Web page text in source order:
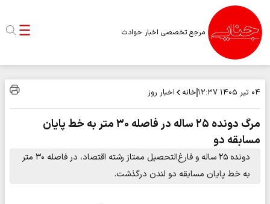
مرجع تخصصی اخبار حوادث
۰۴ تیر ۱۴۰۵ ۱۲:۳۷ خانه اخبار روز
مرگ دونده ۲۵ ساله در فاصله ۳۰ متر به خط پایان
مسابقه دو
دونده ۲۵ ساله و فارغ‌التحصیل ممتاز رشته اقتصاد، در فاصله ۳۰ متر
به خط پایان مسابقه دو لندن درگذشت.